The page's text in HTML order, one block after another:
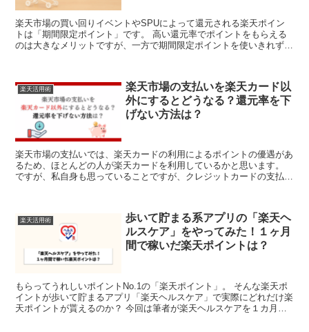
楽天市場の買い回りイベントやSPUによって還元される楽天ポイン
トは「期間限定ポイント」です。 高い還元率でポイントをもらえる
のは大きなメリットですが、一方で期間限定ポイントを使いきれずに
楽天活用術
楽天市場の支払いを楽天カード以
外にするとどうなる？還元率を下
げない方法は？
楽天市場の支払いでは、楽天カードの利用によるポイントの優遇があ
るため、ほとんどの人が楽天カードを利用しているかと思います。
ですが、私自身も思っていることですが、クレジットカードの支払い
楽天活用術
歩いて貯まる系アプリの「楽天ヘ
ルスケア」をやってみた！１ヶ月
間で稼いだ楽天ポイントは？
もらってうれしいポイントNo.1の「楽天ポイント」。 そんな楽天ポ
イントが歩いて貯まるアプリ「楽天ヘルスケア」で実際にどれだけ楽
天ポイントが貰えるのか？ 今回は筆者が楽天ヘルスケアを１カ月間